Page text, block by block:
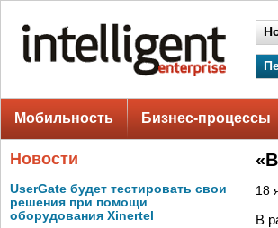
Мобильность Бизнес-процессы
Новости
UserGate будет тестировать свои
решения при помощи
оборудования Xinertel
18
В